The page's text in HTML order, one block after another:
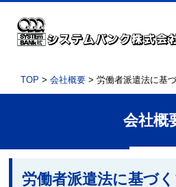
TOP > 会社概要 > 労働者派遣法に基
会社概
労働者派遣法に基づ